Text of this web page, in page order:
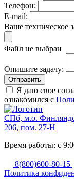
Телефон:
E-mail:
Ваше техническое
Файл не выбран
Опишите задачу:
Отправить
Я даю свое
ознакомился с
СПб, м.о.
206, пом. 27-Н
Время работы: с
8(800)600-80-15
Политика